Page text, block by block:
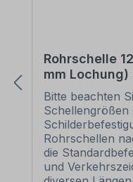
Rohrschelle
mm Lochung)
Bitte beachten
Schellengrößen
Rohrschellen
die
und